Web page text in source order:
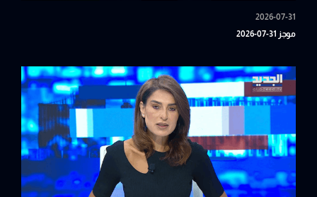
2026-07-31
موجز 31-07-2026